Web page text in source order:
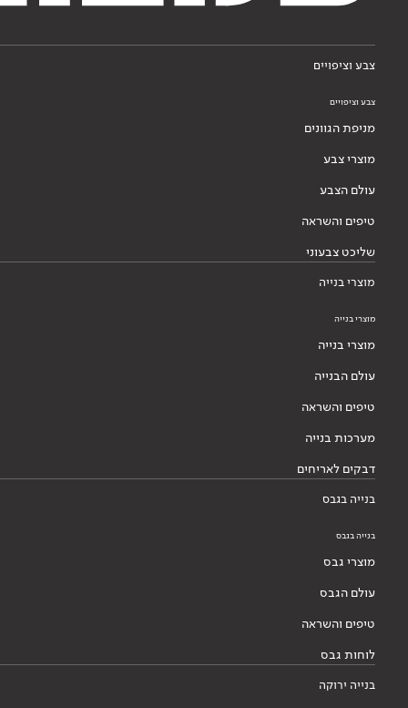
צבע וציפויים
צבע וציפויים
מניפת הגוונים
מוצרי צבע
עולם הצבע
טיפים והשראה
שליכט צבעוני
מוצרי בנייה
מוצרי בנייה
מוצרי בנייה
עולם הבנייה
טיפים והשראה
מערכות בנייה
דבקים לאריחים
בנייה בגבס
בנייה בגבס
מוצרי גבס
עולם הגבס
טיפים והשראה
לוחות גבס
בנייה ירוקה